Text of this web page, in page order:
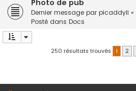
Photo de pub
Dernier message par picaddyli «
Posté dans Docs
250 résultats trouvés 1 2